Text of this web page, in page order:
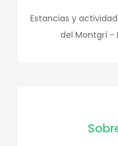
Estancias y
del Montgrí -